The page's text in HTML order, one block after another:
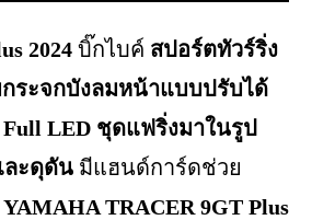
2024 บิ๊กไบค์ สปอร์ตทัวร์ริ่ง
ระจกบังลมหน้าแบบปรับได้
LED ชุดแฟริ่งมาในรูป
ะดุดัน มีแฮนด์การ์ดช่วย
YAMAHA TRACER 9GT Plus